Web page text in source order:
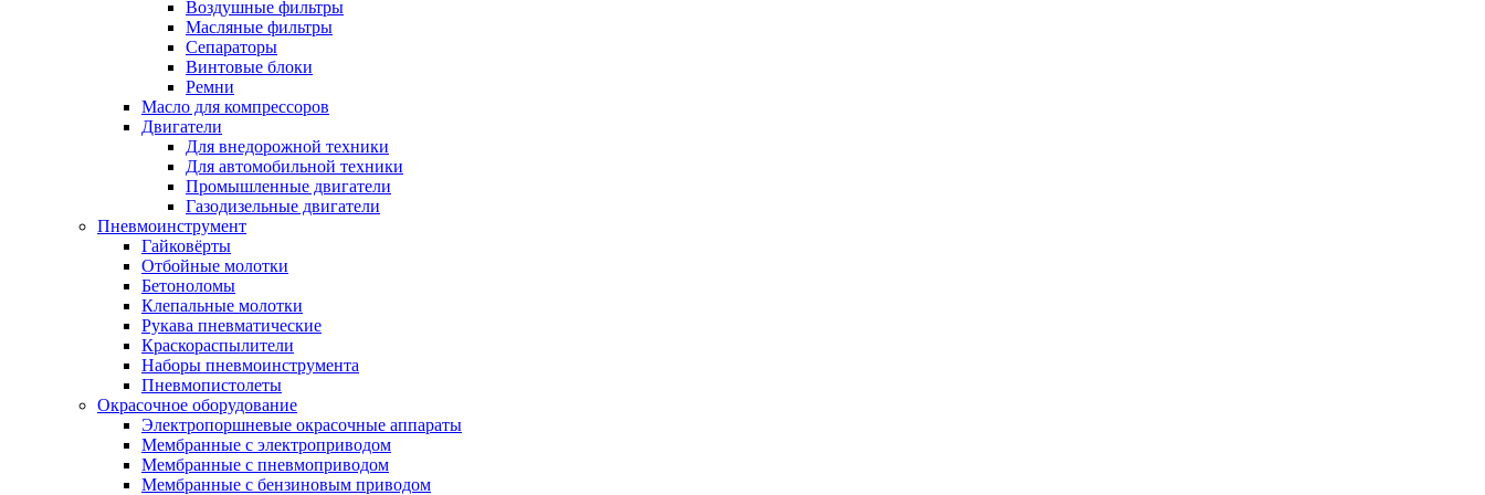
Воздушные фильтры
Масляные фильтры
Сепараторы
Винтовые блоки
Ремни
Масло для компрессоров
Двигатели
Для внедорожной техники
Для автомобильной техники
Промышленные двигатели
Газодизельные двигатели
Пневмоинструмент
Гайковёрты
Отбойные молотки
Бетоноломы
Клепальные молотки
Рукава пневматические
Краскораспылители
Наборы пневмоинструмента
Пневмопистолеты
Окрасочное оборудование
Электропоршневые окрасочные аппараты
Мембранные с электроприводом
Мембранные с пневмоприводом
Мембранные с бензиновым приводом